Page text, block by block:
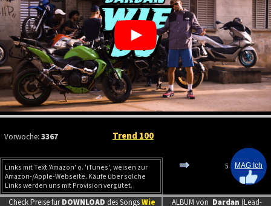
Vorwoche: 3367 Trend 100
Links mit Text 'Amazon' o. 'iTunes', weisen zur
Amazon-/Apple-Webseite. Käufe über solche
Links werden uns mit Provision vergütet.
⇒ 5
Check Preise fürDOWNLOAD des SongsWie
ALBUM von Dardan (Lead-